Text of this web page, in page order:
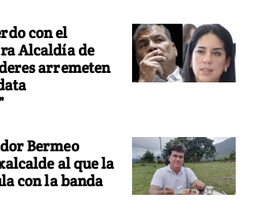
con el
Alcaldía de
arremeten
Bermeo
al que la
con la banda